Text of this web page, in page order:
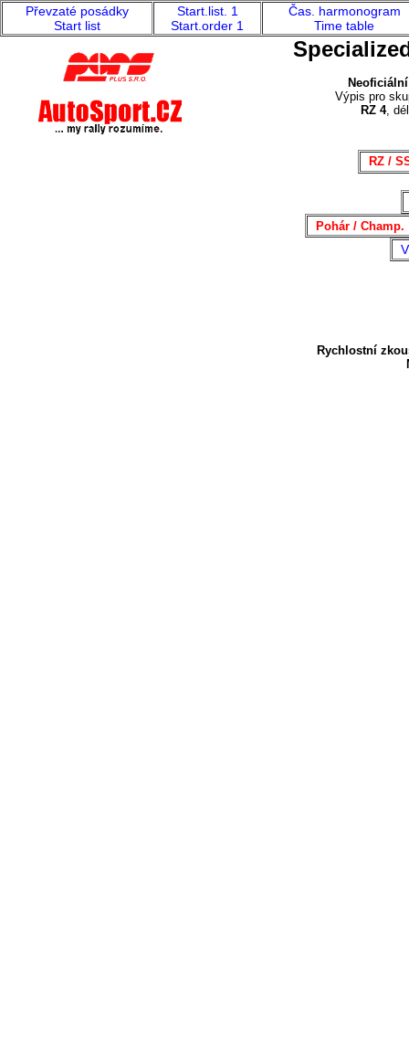
Převzaté posádky
Start list
Start.list. 1
Start.order 1
Čas. harmonogram
Time table
Výpis pro
RZ 4,
RZ /
Pohár / Champ.
Rychlostní